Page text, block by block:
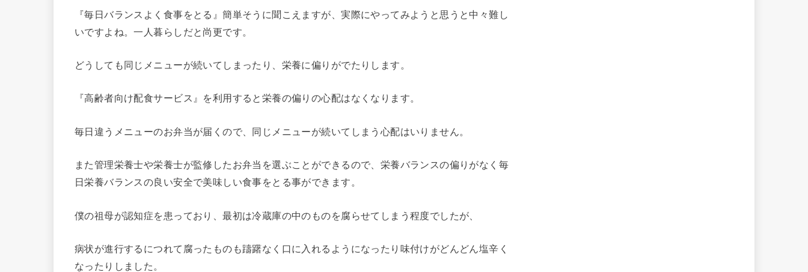
『毎日バランスよく食事をとる』簡単そうに聞こえますが、実際にやってみようと思うと中々難し
いですよね。一人暮らしだと尚更です。
どうしても同じメニューが続いてしまったり、栄養に偏りがでたりします。
『高齢者向け配食サービス』を利用すると栄養の偏りの心配はなくなります。
毎日違うメニューのお弁当が届くので、同じメニューが続いてしまう心配はいりません。
また管理栄養士や栄養士が監修したお弁当を選ぶことができるので、栄養バランスの偏りがなく毎
日栄養バランスの良い安全で美味しい食事をとる事ができます。
僕の祖母が認知症を患っており、最初は冷蔵庫の中のものを腐らせてしまう程度でしたが、
病状が進行するにつれて腐ったものも躊躇なく口に入れるようになったり味付けがどんどん塩辛く
なったりしました。